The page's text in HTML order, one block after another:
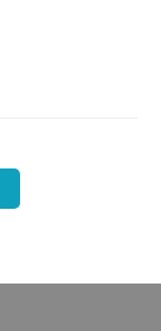
及手術史目
DR/X光、
腹部超聲波
告完成後郵
費10元人民
查詢報告，
客戶可選擇
時間（預約